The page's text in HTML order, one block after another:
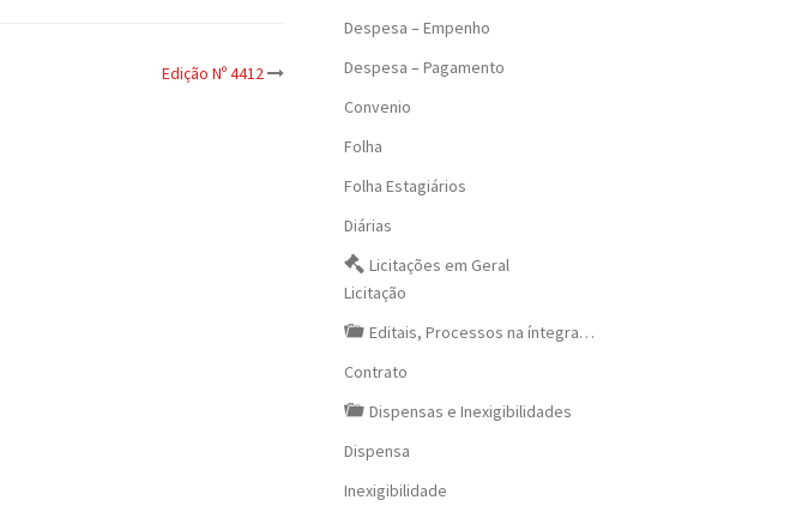
Edição Nº 4412
Despesa – Empenho
Despesa – Pagamento
Convenio
Folha
Folha Estagiários
Diárias
Licitações em Geral
Licitação
Editais, Processos na íntegra…
Contrato
Dispensas e Inexigibilidades
Dispensa
Inexigibilidade